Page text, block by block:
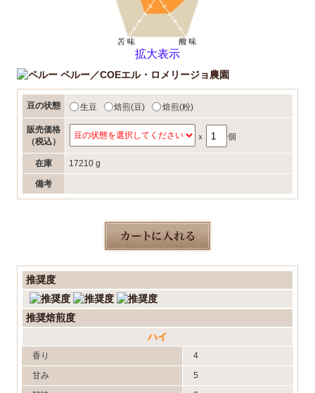
拡大表示
ペルー／COEエル・ロメリージョ農園
豆の状態 生豆 焙煎(豆) 焙煎(粉)
販売価格
（税込）
ｘ 個
在庫 17210 g
備考
推奨度
推奨焙煎度
ハイ
香り
4
甘み
5